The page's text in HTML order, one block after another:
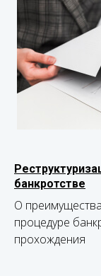
банкротстве
О
процедуре
прохождения